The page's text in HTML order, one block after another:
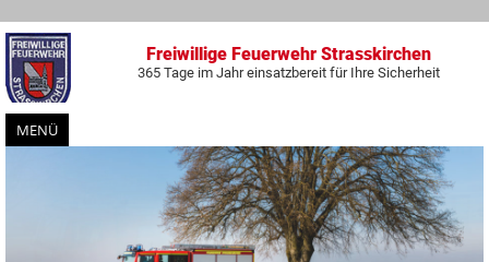
Freiwillige Feuerwehr Strasskirchen
365 Tage im Jahr einsatzbereit für Ihre Sicherheit
MENÜ
Zum
Inhalt
springen